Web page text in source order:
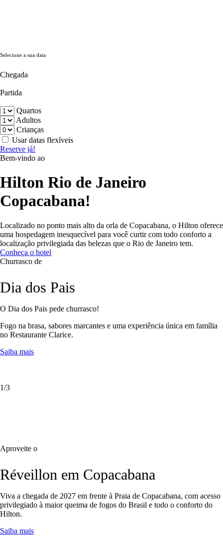
Selecione a sua data
Chegada
Partida
Quartos
Adultos
Crianças
Usar datas flexíveis
Reserve já!
Bem-vindo ao
Hilton Rio de Janeiro
Copacabana!
Localizado no ponto mais alto da orla de Copacabana, o Hilton oferece
uma hospedagem inesquecível para você curtir com todo conforto a
localização privilegiada das belezas que o Rio de Janeiro tem.
Conheça o hotel
Churrasco de
Dia dos Pais
O Dia dos Pais pede churrasco!
Fogo na brasa, sabores marcantes e uma experiência única em família
no Restaurante Clarice.
Saiba mais
1/3
Aproveite o
Réveillon em Copacabana
Viva a chegada de 2027 em frente à Praia de Copacabana, com acesso
privilegiado à maior queima de fogos do Brasil e todo o conforto do
Hilton.
Saiba mais